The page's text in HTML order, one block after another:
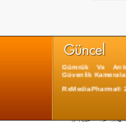
Gümrük Ve
Güvenlik
RxMediaPharma®